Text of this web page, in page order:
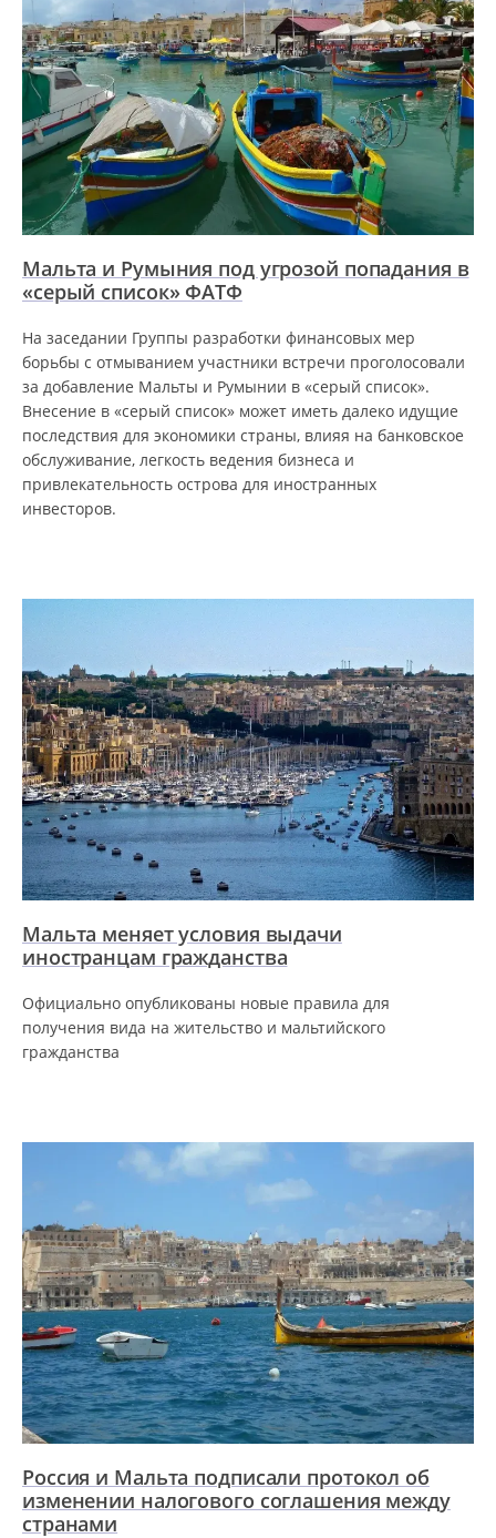
Мальта и Румыния под угрозой попадания в
«серый список» ФАТФ
На заседании Группы разработки финансовых мер
борьбы с отмыванием участники встречи проголосовали
за добавление Мальты и Румынии в «серый список».
Внесение в «серый список» может иметь далеко идущие
последствия для экономики страны, влияя на банковское
обслуживание, легкость ведения бизнеса и
привлекательность острова для иностранных
инвесторов.
Мальта меняет условия выдачи
иностранцам гражданства
Официально опубликованы новые правила для
получения вида на жительство и мальтийского
гражданства
Россия и Мальта подписали протокол об
изменении налогового соглашения между
странами